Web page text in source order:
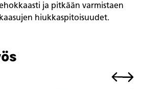
ja pitkään varmistaen
hiukkaspitoisuudet.